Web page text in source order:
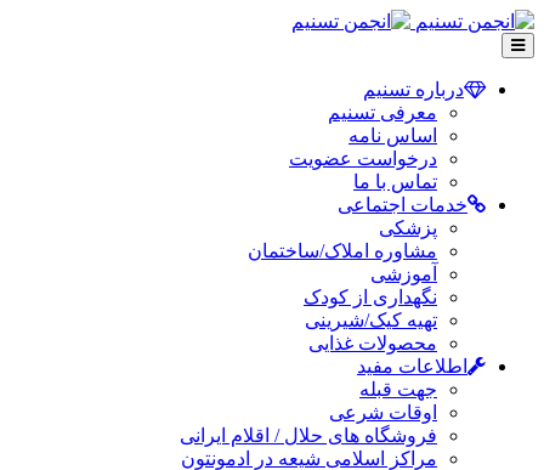
درباره تسنیم
معرفی تسنیم
اساس نامه
درخواست عضویت
تماس با ما
خدمات اجتماعی
پزشکی
مشاوره املاک/ساختمان
آموزشی
نگهداری از کودک
تهیه کیک/شیرینی
محصولات غذایی
اطلاعات مفید
جهت قبله
اوقات شرعی
فروشگاه های حلال / اقلام ایرانی
مراکز اسلامی شیعه در ادمونتون